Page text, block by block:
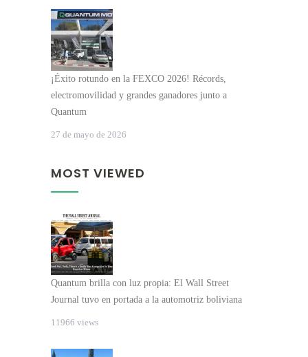
¡Éxito rotundo en la FEXCO 2026! Récords,
electromovilidad y grandes ganadores junto a
Quantum
27 de mayo de 2026
MOST VIEWED
Quantum brilla con luz propia: El Wall Street
Journal tuvo en portada a la automotriz boliviana
11966 views